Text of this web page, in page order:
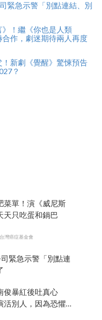
緊急示警「別點連結、別
！繼《你也是人類
作，劇迷期待兩人再度
新劇《覺醒》驚悚預告
？
菜單！演《威尼斯
天只吃蛋和鍋巴
灣癌症基金會
緊急示警「別點連
俊暴紅後吐真心
活別人，因為恐懼